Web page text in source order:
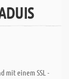
mit einem SSL -